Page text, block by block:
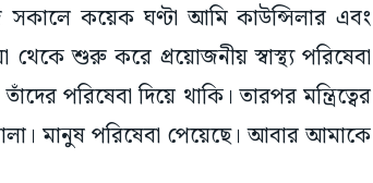
কয়েক ঘণ্টা আমি কাউন্সিলার এবং
থেকে শুরু করে প্রয়োজনীয় স্বাস্থ্য পরিষেবা
পরিষেবা দিয়ে থাকি। তারপর মন্ত্রিত্বের
মানুষ পরিষেবা পেয়েছে। আবার আমাকে